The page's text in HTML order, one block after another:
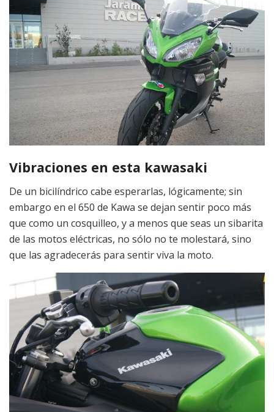
Vibraciones en esta kawasaki
De un bicilíndrico cabe esperarlas, lógicamente; sin
embargo en el 650 de Kawa se dejan sentir poco más
que como un cosquilleo, y a menos que seas un sibarita
de las motos eléctricas, no sólo no te molestará, sino
que las agradecerás para sentir viva la moto.